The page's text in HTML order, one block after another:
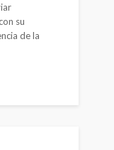
su
de la